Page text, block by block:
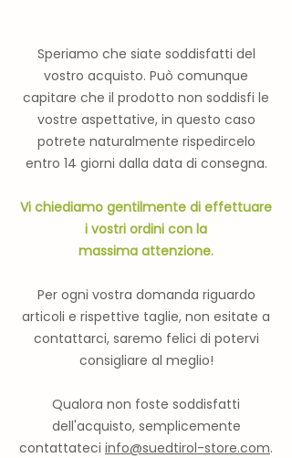
Speriamo che siate soddisfatti del
vostro acquisto. Può comunque
capitare che il prodotto non soddisfi le
vostre aspettative, in questo caso
potrete naturalmente rispedircelo
entro 14 giorni dalla data di consegna.
Vi chiediamo gentilmente di effettuare
i vostri ordini con la
massima attenzione.
Per ogni vostra domanda riguardo
articoli e rispettive taglie, non esitate a
contattarci, saremo felici di potervi
consigliare al meglio!
Qualora non foste soddisfatti
dell'acquisto, semplicemente
contattateci info@suedtirol-store.com.